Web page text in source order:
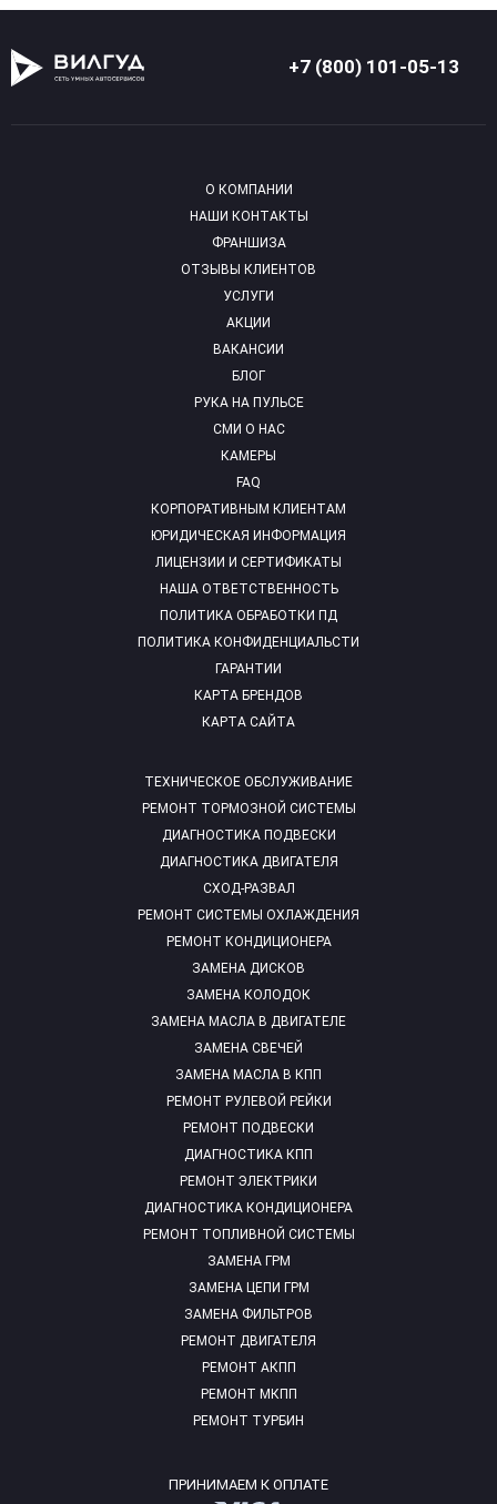
+7 (800) 101-05-13
О КОМПАНИИ
НАШИ КОНТАКТЫ
ФРАНШИЗА
ОТЗЫВЫ КЛИЕНТОВ
УСЛУГИ
АКЦИИ
ВАКАНСИИ
БЛОГ
РУКА НА ПУЛЬСЕ
СМИ О НАС
КАМЕРЫ
FAQ
ТЕХНИЧЕСКОЕ ОБСЛУЖИВАНИЕ
РЕМОНТ ТОРМОЗНОЙ СИСТЕМЫ
ДИАГНОСТИКА ПОДВЕСКИ
ДИАГНОСТИКА ДВИГАТЕЛЯ
СХОД-РАЗВАЛ
РЕМОНТ СИСТЕМЫ ОХЛАЖДЕНИЯ
РЕМОНТ КОНДИЦИОНЕРА
ЗАМЕНА ДИСКОВ
ЗАМЕНА КОЛОДОК
ЗАМЕНА МАСЛА В ДВИГАТЕЛЕ
ЗАМЕНА СВЕЧЕЙ
ЗАМЕНА МАСЛА В КПП
РЕМОНТ РУЛЕВОЙ РЕЙКИ
РЕМОНТ ПОДВЕСКИ
ДИАГНОСТИКА КПП
РЕМОНТ ЭЛЕКТРИКИ
ДИАГНОСТИКА КОНДИЦИОНЕРА
РЕМОНТ ТОПЛИВНОЙ СИСТЕМЫ
ЗАМЕНА ГРМ
ЗАМЕНА ЦЕПИ ГРМ
ЗАМЕНА ФИЛЬТРОВ
РЕМОНТ ДВИГАТЕЛЯ
РЕМОНТ АКПП
РЕМОНТ МКПП
РЕМОНТ ТУРБИН
КОРПОРАТИВНЫМ КЛИЕНТАМ
ЮРИДИЧЕСКАЯ ИНФОРМАЦИЯ
ЛИЦЕНЗИИ И СЕРТИФИКАТЫ
НАША ОТВЕТСТВЕННОСТЬ
ПОЛИТИКА ОБРАБОТКИ ПД
ПОЛИТИКА КОНФИДЕНЦИАЛЬСТИ
ГАРАНТИИ
КАРТА БРЕНДОВ
КАРТА САЙТА
ПРИНИМАЕМ К ОПЛАТЕ